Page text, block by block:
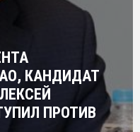
КАНДИДАТ
ПРОТИВ